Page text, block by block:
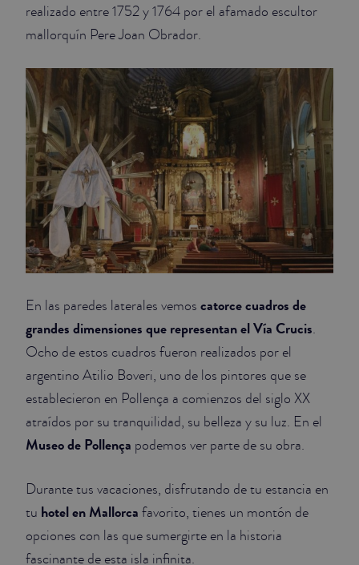
realizado entre 1752 y 1764 por el afamado escultor
mallorquín Pere Joan Obrador.
En las paredes laterales vemos catorce cuadros de
grandes dimensiones que representan el Vía Crucis.
Ocho de estos cuadros fueron realizados por el
argentino Atilio Boveri, uno de los pintores que se
establecieron en Pollença a comienzos del siglo XX
atraídos por su tranquilidad, su belleza y su luz. En el
Museo de Pollença podemos ver parte de su obra.
Durante tus vacaciones, disfrutando de tu estancia en
tu hotel en Mallorca favorito, tienes un montón de
opciones con las que sumergirte en la historia
fascinante de esta isla infinita.